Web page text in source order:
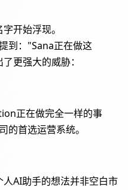
开始浮现。
到："Sana正在做这
更强大的威胁：
正在做完全一样的事
的首选运营系统。
AI助手的想法并非空白市